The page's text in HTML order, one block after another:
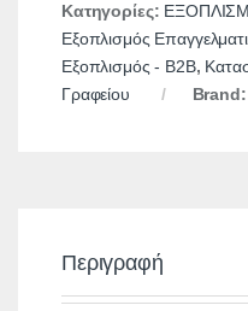
Κατηγορίες:
Εξοπλισμός
Εξοπλισμός - B2B,
Γραφείου
Brand:
Περιγραφή